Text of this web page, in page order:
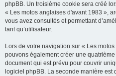
phpBB. Un troisième cookie sera créé
« Les motos anglaises d'avant 1983 »,
vous avez consultés et permettant
tant qu’utilisateur.
Lors de votre navigation sur « Les
pouvons également créer une
document qui est prévu pour couvrir
logiciel phpBB. La seconde manière est